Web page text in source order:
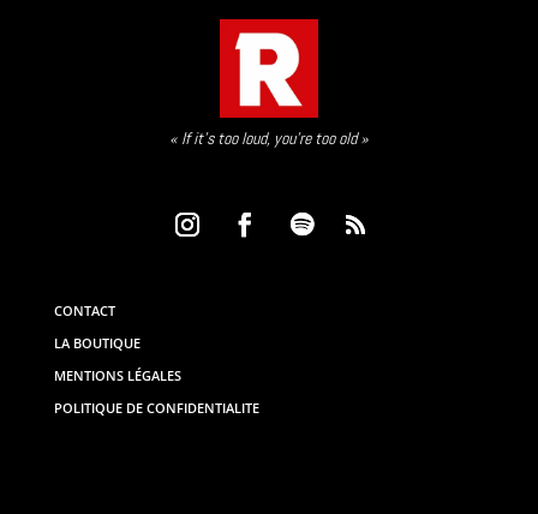
« If it’s too loud, you’re too old »
CONTACT
LA BOUTIQUE
MENTIONS LÉGALES
POLITIQUE DE CONFIDENTIALITE